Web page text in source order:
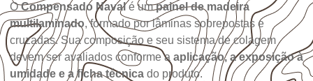
OCompensado Navalé umpainel de madeira
multilaminado, formado por lâminas sobrepostas e
cruzadas. Sua composição e seu sistema de colagem
devem ser avaliados conforme a aplicação, a exposição à
umidade e a ficha técnica do produto.